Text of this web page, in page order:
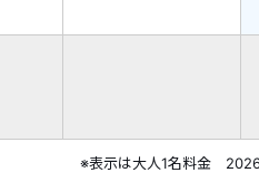
※表示は大人1名料金